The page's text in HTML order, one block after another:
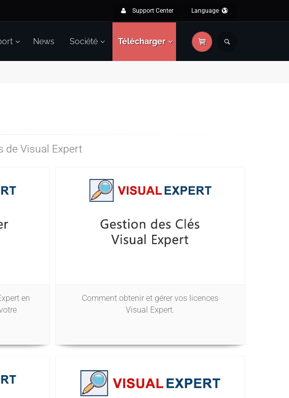
Support Center Language
News Société Télécharger
de Visual Expert
en
Comment obtenir et gérer vos licences
Visual Expert.